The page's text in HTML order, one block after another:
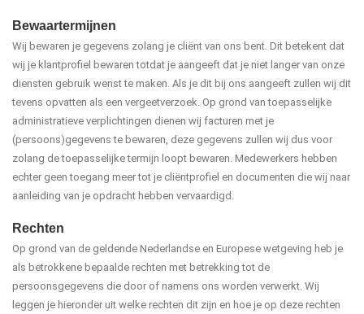
Bewaartermijnen
Wij bewaren je gegevens zolang je cliënt van ons bent. Dit betekent dat
wij je klantprofiel bewaren totdat je aangeeft dat je niet langer van onze
diensten gebruik wenst te maken. Als je dit bij ons aangeeft zullen wij dit
tevens opvatten als een vergeetverzoek. Op grond van toepasselijke
administratieve verplichtingen dienen wij facturen met je
(persoons)gegevens te bewaren, deze gegevens zullen wij dus voor
zolang de toepasselijke termijn loopt bewaren. Medewerkers hebben
echter geen toegang meer tot je cliëntprofiel en documenten die wij naar
aanleiding van je opdracht hebben vervaardigd.
Rechten
Op grond van de geldende Nederlandse en Europese wetgeving heb je
als betrokkene bepaalde rechten met betrekking tot de
persoonsgegevens die door of namens ons worden verwerkt. Wij
leggen je hieronder uit welke rechten dit zijn en hoe je op deze rechten